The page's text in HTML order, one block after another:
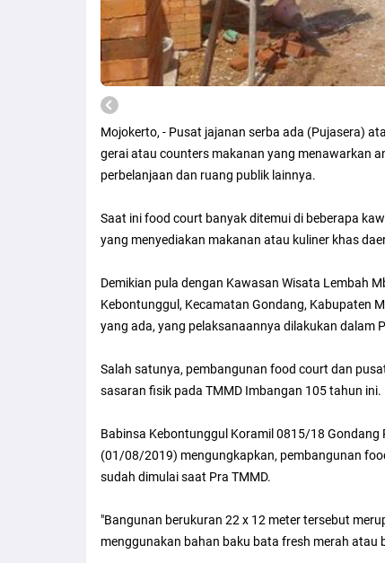
Mojokerto, - Pusat jajanan serba ada (Pujasera)
gerai atau counters makanan yang menawarkan
perbelanjaan dan ruang publik lainnya.
Saat ini food court banyak ditemui di beberapa
yang menyediakan makanan atau kuliner khas
Demikian pula dengan Kawasan Wisata Lembah
Kebontunggul, Kecamatan Gondang, Kabupaten
yang ada, yang pelaksanaannya dilakukan dalam
Salah satunya, pembangunan food court dan
sasaran fisik pada TMMD Imbangan 105 tahun ini.
Babinsa Kebontunggul Koramil 0815/18 Gondang
(01/08/2019) mengungkapkan, pembangunan
sudah dimulai saat Pra TMMD.
"Bangunan berukuran 22 x 12 meter tersebut
menggunakan bahan baku bata fresh merah atau